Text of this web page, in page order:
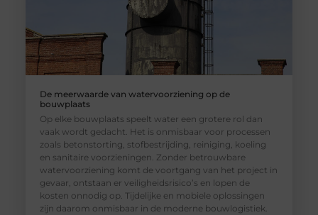
De meerwaarde van watervoorziening op de
bouwplaats
Op elke bouwplaats speelt water een grotere rol dan
vaak wordt gedacht. Het is onmisbaar voor processen
zoals betonstorting, stofbestrijding, reiniging, koeling
en sanitaire voorzieningen. Zonder betrouwbare
watervoorziening komt de voortgang van het project in
gevaar, ontstaan er veiligheidsrisico’s en lopen de
kosten onnodig op. Tijdelijke en mobiele oplossingen
zijn daarom onmisbaar in de moderne bouwlogistiek.